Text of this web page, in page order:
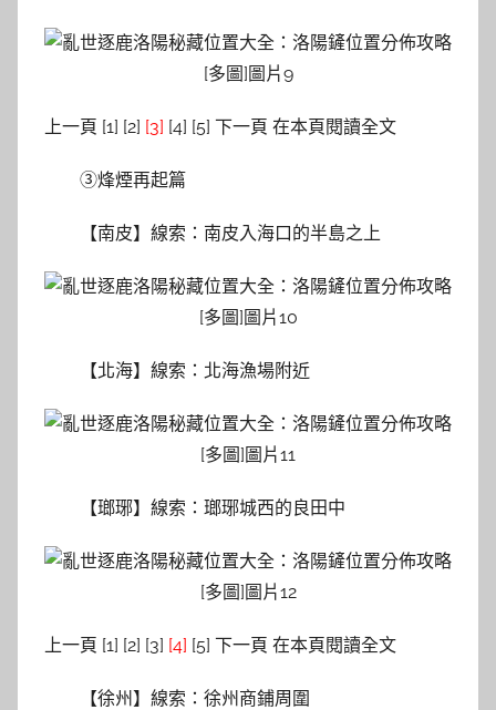
上一頁 [1] [2] [3] [4] [5] 下一頁 在本頁閱讀全文
③烽煙再起篇
【南皮】線索：南皮入海口的半島之上
【北海】線索：北海漁場附近
【瑯琊】線索：瑯琊城西的良田中
上一頁 [1] [2] [3] [4] [5] 下一頁 在本頁閱讀全文
【徐州】線索：徐州商鋪周圍